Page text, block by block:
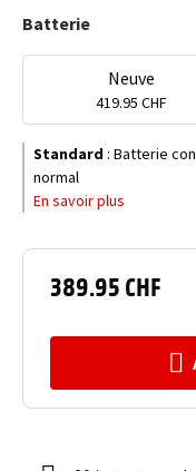
389.95 CHF
Batterie
Neuve
419.95 CHF
Standard : Batterie
normal
En savoir plus